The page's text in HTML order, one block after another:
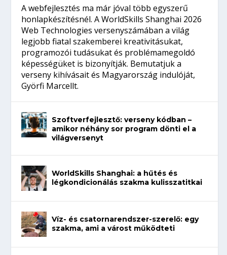
A webfejlesztés ma már jóval több egyszerű
honlapkészítésnél. A WorldSkills Shanghai 2026
Web Technologies versenyszámában a világ
legjobb fiatal szakemberei kreativitásukat,
programozói tudásukat és problémamegoldó
képességüket is bizonyítják. Bemutatjuk a
verseny kihívásait és Magyarország indulóját,
Györfi Marcellt.
Szoftverfejlesztő: verseny kódban –
amikor néhány sor program dönti el a
világversenyt
WorldSkills Shanghai: a hűtés és
légkondicionálás szakma kulisszatitkai
Víz- és csatornarendszer-szerelő: egy
szakma, ami a várost működteti